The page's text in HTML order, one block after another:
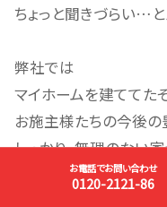
ちょっと聞きづらい…
弊社では
マイホームを建ててた
お施主様たちの今後の
しっかり、無理のない家
ご提案させていただいて
お電話でお問い合わせ
0120-2121-86